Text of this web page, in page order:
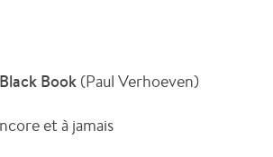
Black Book (Paul Verhoeven)
et à jamais